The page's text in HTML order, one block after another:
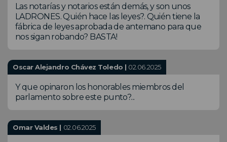
Las notarías y notarios están demás, y son unos
LADRONES. Quién hace las leyes?. Quién tiene la
fábrica de leyes aprobada de antemano para que
nos sigan robando? BASTA!
Oscar Alejandro Chávez Toledo | 02.06.2025
Y que opinaron los honorables miembros del
parlamento sobre este punto?...
Omar Valdes | 02.06.2025